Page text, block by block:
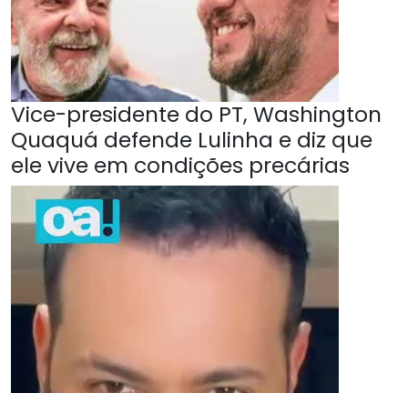
Vice-presidente do PT, Washington
Quaquá defende Lulinha e diz que
ele vive em condições precárias